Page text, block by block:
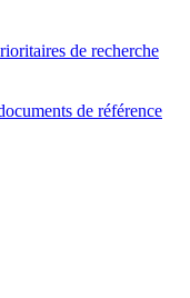
de recherche
de référence